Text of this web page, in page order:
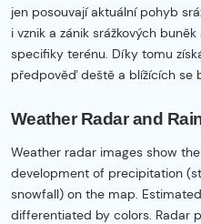
jen posouvají aktuální pohyb
i vznik a zánik srážkových
specifiky terénu. Díky tomu
předpověď deště a blížících se
Weather Radar and
Weather radar images show
development of precipitation
snowfall) on the map.
differentiated by colors. Radar